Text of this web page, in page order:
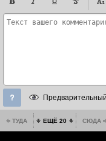
ТУДА ЕЩЁ 20 СЮДА